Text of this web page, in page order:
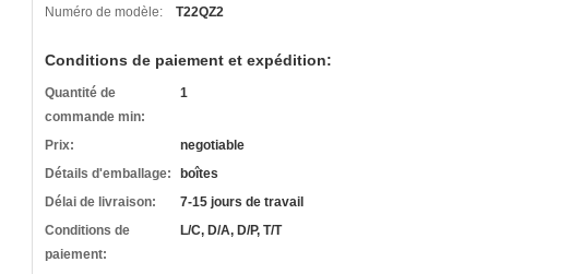
Numéro de modèle:
T22QZ2
Conditions de paiement et expédition:
Quantité de
commande min:
1
Prix:
negotiable
Détails d'emballage:
boîtes
Délai de livraison:
7-15 jours de travail
Conditions de
paiement:
L/C, D/A, D/P, T/T